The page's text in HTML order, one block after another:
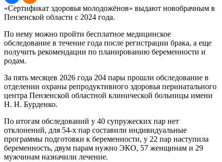
«Сертификат здоровья молодожёнов» выдают новобрачным в
Пензенской области с 2024 года.
По нему можно пройти бесплатное медицинское
обследование в течение года после регистрации брака, а еще
получить рекомендации по планированию беременности и
родам.
За пять месяцев 2026 года 204 пары прошли обследование в
отделении охраны репродуктивного здоровья перинатального
центра Пензенской областной клинической больницы имени
Н. Н. Бурденко.
По итогам обследований у 40 супружеских пар нет
отклонений, для 54-х пар составили индивидуальные
программы подготовки к беременности, у 22 пар наступила
беременность, двум парам нужно ЭКО, 57 женщинам и 29
мужчинам назначили лечение.